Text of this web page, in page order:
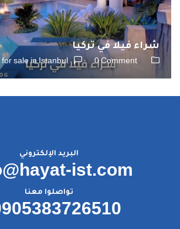
شراء فيلا في تركيا
for sale in Istanbul 0 Comment
البريد الإلكتروني
ist.com
تواصلوا معنا